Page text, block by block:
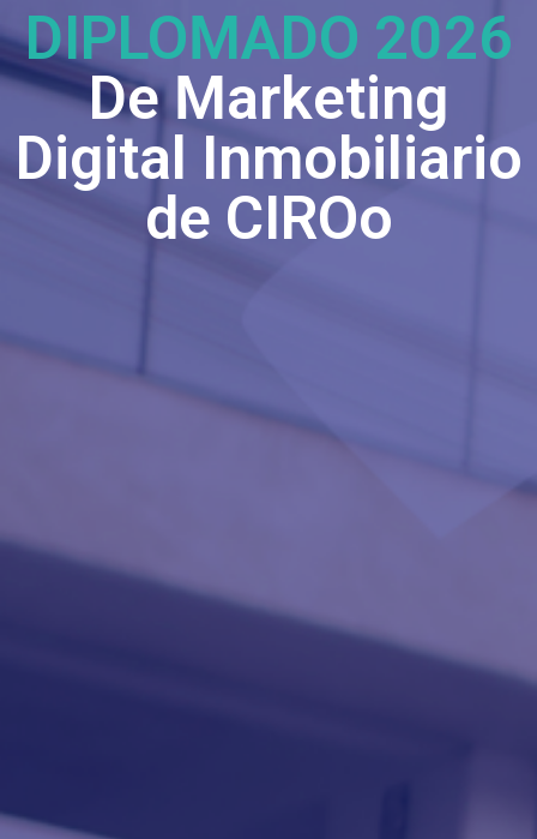
DIPLOMADO 2026
De Marketing
Digital Inmobiliario
de CIROo